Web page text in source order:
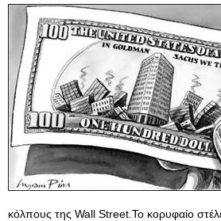
κόλπους της Wall Street.Το κορυφαίο